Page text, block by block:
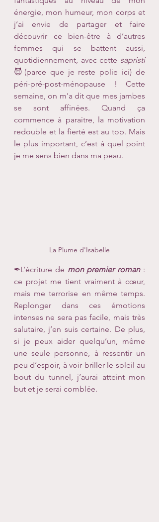
énergie, mon humeur, mon corps et
j’ai envie de partager et faire
découvrir ce bien-être à d’autres
femmes qui se battent aussi,
quotidiennement, avec cette
sapristi
😈(parce que je reste polie ici) de
péri-pré-post-ménopause ! Cette
semaine, on m'a dit que mes jambes
se sont affinées. Quand ça
commence à paraitre, la motivation
redouble et la fierté est au top. Mais
le plus important, c’est à quel point
je me sens bien dans ma peau.
La Plume d'Isabelle
✒L’écriture de mon premier roman :
ce projet me tient vraiment à cœur,
mais me terrorise en même temps.
Replonger dans ces émotions
intenses ne sera pas facile, mais très
salutaire, j’en suis certaine. De plus,
si je peux aider quelqu’un, même
une seule personne, à ressentir un
peu d’espoir, à voir briller le soleil au
bout du tunnel, j’aurai atteint mon
but et je serai comblée.